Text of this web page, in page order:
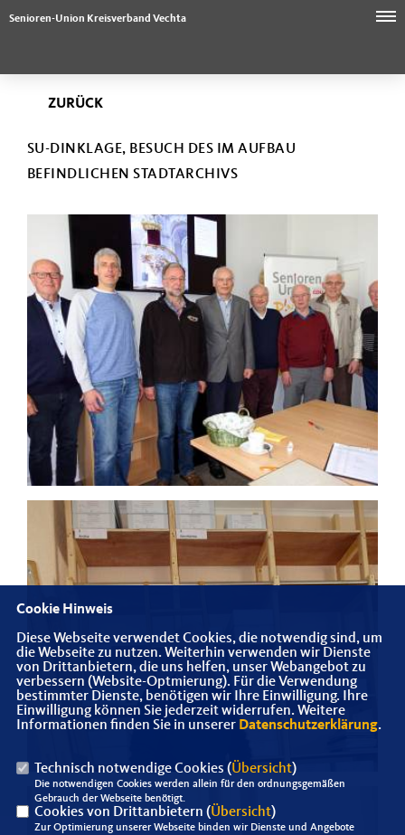
Senioren-Union Kreisverband Vechta
ZURÜCK
SU-DINKLAGE, BESUCH DES IM AUFBAU
BEFINDLICHEN STADTARCHIVS
Cookie Hinweis
Diese Webseite verwendet Cookies, die notwendig sind, um
die Webseite zu nutzen. Weiterhin verwenden wir Dienste
von Drittanbietern, die uns helfen, unser Webangebot zu
verbessern (Website-Optmierung). Für die Verwendung
bestimmter Dienste, benötigen wir Ihre Einwilligung. Ihre
Einwilligung können Sie jederzeit widerrufen. Weitere
Informationen finden Sie in unserer Datenschutzerklärung.
Technisch notwendige Cookies (Übersicht)
Die notwendigen Cookies werden allein für den ordnungsgemäßen
Gebrauch der Webseite benötigt.
Cookies von Drittanbietern (Übersicht)
Zur Optimierung unserer Webseite binden wir Dienste und Angebote